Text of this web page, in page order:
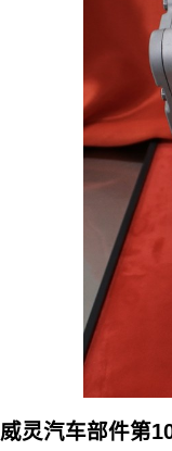
威灵汽车部件第